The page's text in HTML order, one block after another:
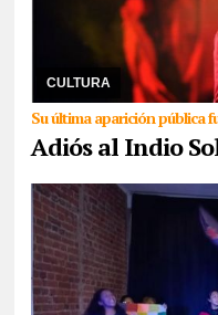
CULTURA
Su última aparición pública
Adiós al Indio
El músico
Leloir. El referente del rock
no emitió un comunicado